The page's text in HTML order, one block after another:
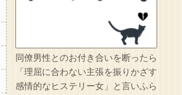
同僚男性とのお付き合いを断ったら
「理屈に合わない主張を振りかざす
感情的なヒステリー女」と言いふら